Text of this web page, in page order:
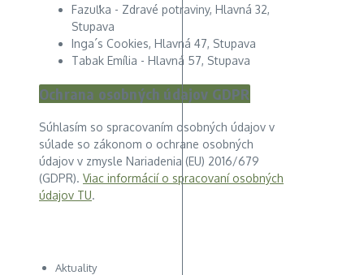
Fazuľka - Zdravé potraviny, Hlavná 32,
Stupava
Inga´s Cookies, Hlavná 47, Stupava
Tabak Emília - Hlavná 57, Stupava
Ochrana osobných údajov GDPR
Súhlasím so spracovaním osobných údajov v
súlade so zákonom o ochrane osobných
údajov v zmysle Nariadenia (EU) 2016/679
(GDPR). Viac informácií o spracovaní osobných
údajov TU.
Aktuality